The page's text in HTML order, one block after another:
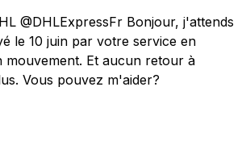
@DHLExpressFr Bonjour, j'attends
le 10 juin par votre service en
mouvement. Et aucun retour à
Vous pouvez m'aider?